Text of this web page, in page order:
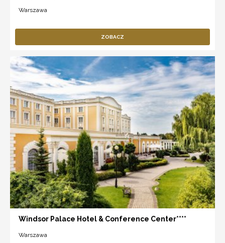
Warszawa
ZOBACZ
Windsor Palace Hotel & Conference Center****
Warszawa